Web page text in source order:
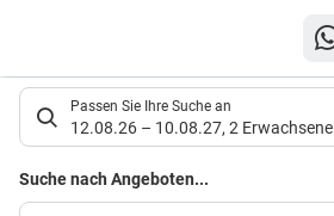
Suchlistenseite
Passen Sie Ihre Suche an
12.08.26 – 10.08.27, 2 Erwachsene
Suche nach Angeboten...